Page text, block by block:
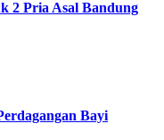
2 Pria Asal Bandung
Bayi